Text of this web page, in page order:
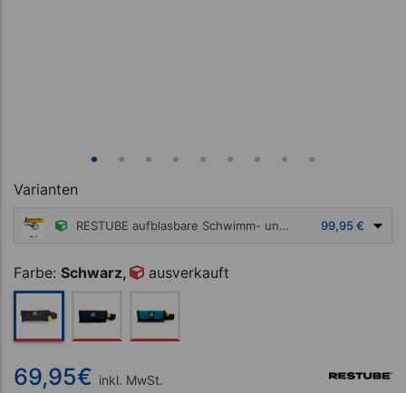
Varianten
RESTUBE aufblasbare Schwimm- und Rettungsboje active, inkl. CO2 Patrone 99,95 €
Farbe: Schwarz, ausverkauft
69,95€ inkl. MwSt.